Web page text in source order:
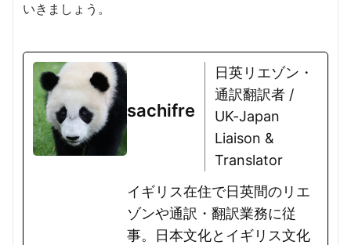
いきましょう。
sachifre
日英リエゾン・
通訳翻訳者 /
UK-Japan
Liaison &
Translator
イギリス在住で日英間のリエ
ゾンや通訳・翻訳業務に従
事。日本文化とイギリス文化